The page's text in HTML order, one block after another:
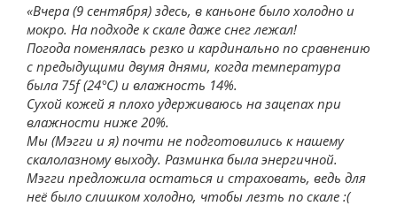
«Вчера (9 сентября) здесь, в каньоне было холодно и
мокро. На подходе к скале даже снег лежал!
Погода поменялась резко и кардинально по сравнению
с предыдущими двумя днями, когда температура
была 75f (24°C) и влажность 14%.
Сухой кожей я плохо удерживаюсь на зацепах при
влажности ниже 20%.
Мы (Мэгги и я) почти не подготовились к нашему
скалолазному выходу. Разминка была энергичной.
Мэгги предложила остаться и страховать, ведь для
неё было слишком холодно, чтобы лезть по скале :(